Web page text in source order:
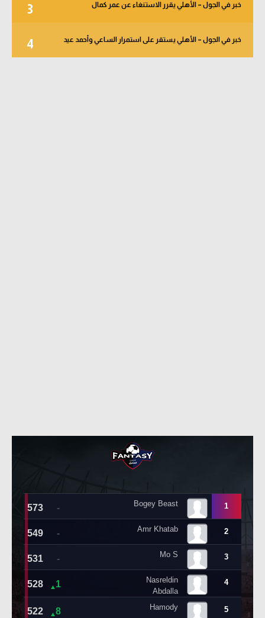
3 خبر في الجول – الأهلي يقرر الاستنغاء عن عمر كمال
4 خبر في الجول – الأهلي يستقر على استمرار الساعي وأحمد عيد